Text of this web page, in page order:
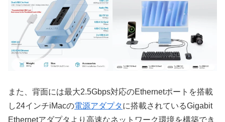
また、背面には最大2.5Gbps対応のEthernetポートを搭載
し24インチiMacの電源アダプタに搭載されているGigabit
Ethernetアダプタより高速なネットワーク環境を構築でき